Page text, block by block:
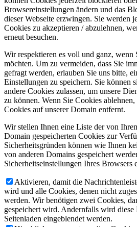
Browsereinstellungen ändern und das
dieser Webseite erzwingen. Sie werden
Cookies zu akzeptieren / abzulehnen,
erneut besuchen.
Wir respektieren es voll und ganz, wenn
möchten. Um zu vermeiden, dass Sie
gefragt werden, erlauben Sie uns bitte,
Einstellungen zu speichern. Sie können
andere Cookies zulassen, um unsere
zu können. Wenn Sie Cookies ablehnen,
Cookies auf unserer Domain entfernt.
Wir stellen Ihnen eine Liste der von
Domain gespeicherten Cookies zur
Sicherheitsgründen können wie Ihnen
von anderen Domains gespeichert
Sicherheitseinstellungen Ihres Browsers
Aktivieren, damit die
wird und alle Cookies, denen nicht
werden. Wir benötigen zwei Cookies,
gespeichert wird. Andernfalls wird
Seitenladen eingeblendet werden.